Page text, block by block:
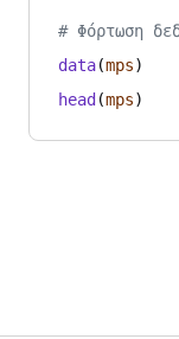
# Φόρτωση
data(mps)
head (mps)